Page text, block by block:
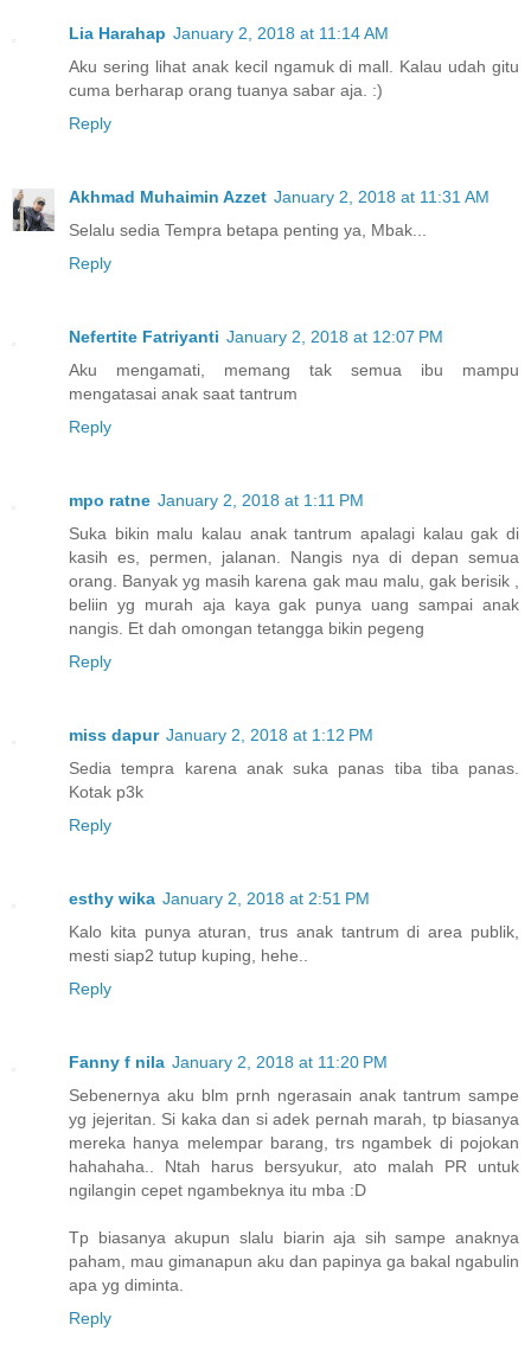
Lia Harahap January 2, 2018 at 11:14 AM
Aku sering lihat anak kecil ngamuk di mall. Kalau udah gitu
cuma berharap orang tuanya sabar aja. :)
Reply
Akhmad Muhaimin Azzet January 2, 2018 at 11:31 AM
Selalu sedia Tempra betapa penting ya, Mbak...
Reply
Nefertite Fatriyanti January 2, 2018 at 12:07 PM
Aku mengamati, memang tak semua ibu mampu
mengatasai anak saat tantrum
Reply
mpo ratne January 2, 2018 at 1:11 PM
Suka bikin malu kalau anak tantrum apalagi kalau gak di
kasih es, permen, jalanan. Nangis nya di depan semua
orang. Banyak yg masih karena gak mau malu, gak berisik ,
beliin yg murah aja kaya gak punya uang sampai anak
nangis. Et dah omongan tetangga bikin pegeng
Reply
miss dapur January 2, 2018 at 1:12 PM
Sedia tempra karena anak suka panas tiba tiba panas.
Kotak p3k
Reply
esthy wika January 2, 2018 at 2:51 PM
Kalo kita punya aturan, trus anak tantrum di area publik,
mesti siap2 tutup kuping, hehe..
Reply
Fanny f nila January 2, 2018 at 11:20 PM
Sebenernya aku blm prnh ngerasain anak tantrum sampe
yg jejeritan. Si kaka dan si adek pernah marah, tp biasanya
mereka hanya melempar barang, trs ngambek di pojokan
hahahaha.. Ntah harus bersyukur, ato malah PR untuk
ngilangin cepet ngambeknya itu mba :D
Tp biasanya akupun slalu biarin aja sih sampe anaknya
paham, mau gimanapun aku dan papinya ga bakal ngabulin
apa yg diminta.
Reply